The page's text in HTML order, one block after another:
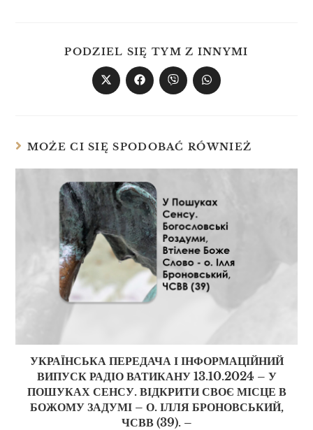
PODZIEL SIĘ TYM Z INNYMI
MOŻE CI SIĘ SPODOBAĆ RÓWNIEŻ
УКРАЇНСЬКА ПЕРЕДАЧА І ІНФОРМАЦІЙНИЙ
ВИПУСК РАДІО ВАТИКАНУ 13.10.2024 – У
ПОШУКАХ СЕНСУ. ВІДКРИТИ СВОЄ МІСЦЕ В
БОЖОМУ ЗАДУМІ – О. ІЛЛЯ БРОНОВСЬКИЙ,
ЧСВВ (39). –